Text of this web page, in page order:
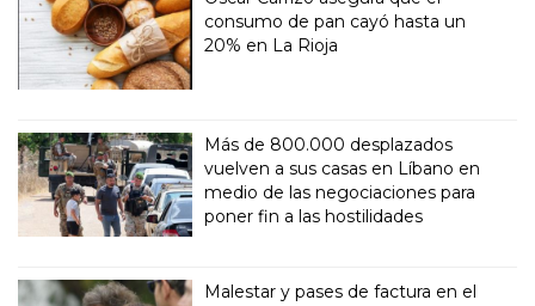
consumo de pan cayó hasta un
20% en La Rioja
Más de 800.000 desplazados
vuelven a sus casas en Líbano en
medio de las negociaciones para
poner fin a las hostilidades
Malestar y pases de factura en el